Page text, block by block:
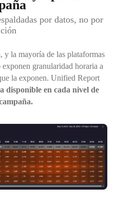
por datos, no por
la mayoría de las plataformas
granularidad horaria a
la exponen. Unified Report
disponible en cada nivel de